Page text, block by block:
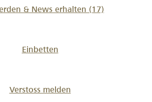
& News erhalten (17)
Einbetten
Verstoss melden